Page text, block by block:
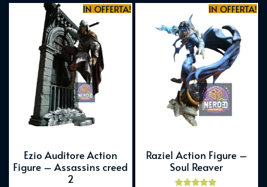
IN OFFERTA!
Ezio Auditore Action
Figure – Assassins creed
2
IN OFFERTA!
Raziel Action Figure –
Soul Reaver